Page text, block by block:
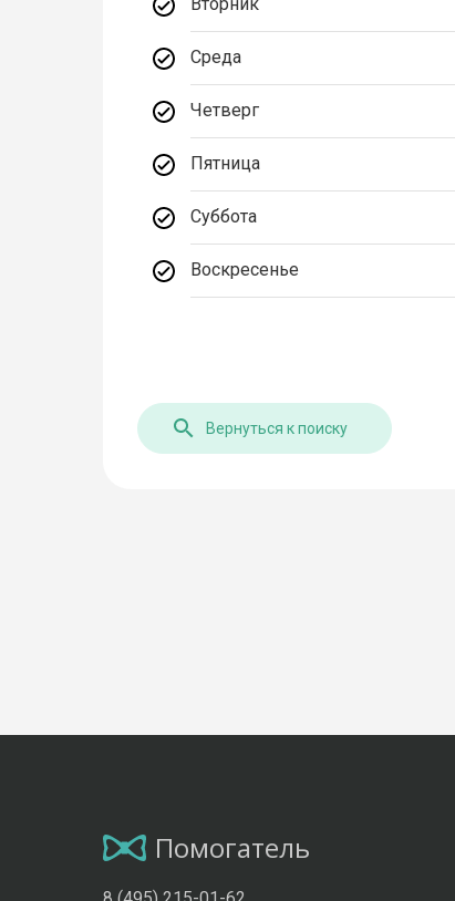
Вторник
Среда
Четверг
Пятница
Суббота
Воскресенье
Вернуться к поиску
Помогатель